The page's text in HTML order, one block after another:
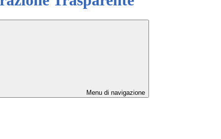
Menu di navigazione